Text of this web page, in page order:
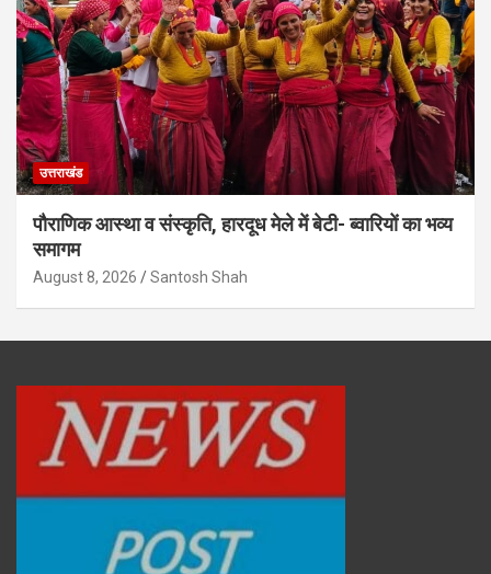
उत्तराखंड
पौराणिक आस्था व संस्कृति, हारदूध मेले में बेटी- ब्वारियों का भव्य
समागम
August 8, 2026 Santosh Shah